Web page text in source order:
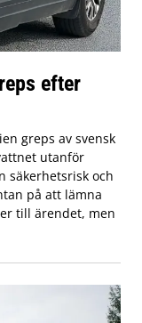
efter
greps av svensk
utanför
säkerhetsrisk och
på att lämna
till ärendet, men